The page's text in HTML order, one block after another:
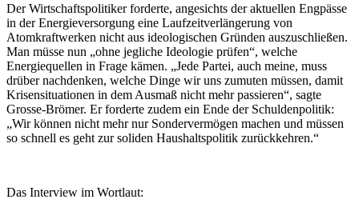
Der Wirtschaftspolitiker forderte, angesichts der aktuellen Engpässe
in der Energieversorgung eine Laufzeitverlängerung von
Atomkraftwerken nicht aus ideologischen Gründen auszuschließen.
Man müsse nun „ohne jegliche Ideologie prüfen“, welche
Energiequellen in Frage kämen. „Jede Partei, auch meine, muss
drüber nachdenken, welche Dinge wir uns zumuten müssen, damit
Krisensituationen in dem Ausmaß nicht mehr passieren“, sagte
Grosse-Brömer. Er forderte zudem ein Ende der Schuldenpolitik:
„Wir können nicht mehr nur Sondervermögen machen und müssen
so schnell es geht zur soliden Haushaltspolitik zurückkehren.“
Das Interview im Wortlaut: